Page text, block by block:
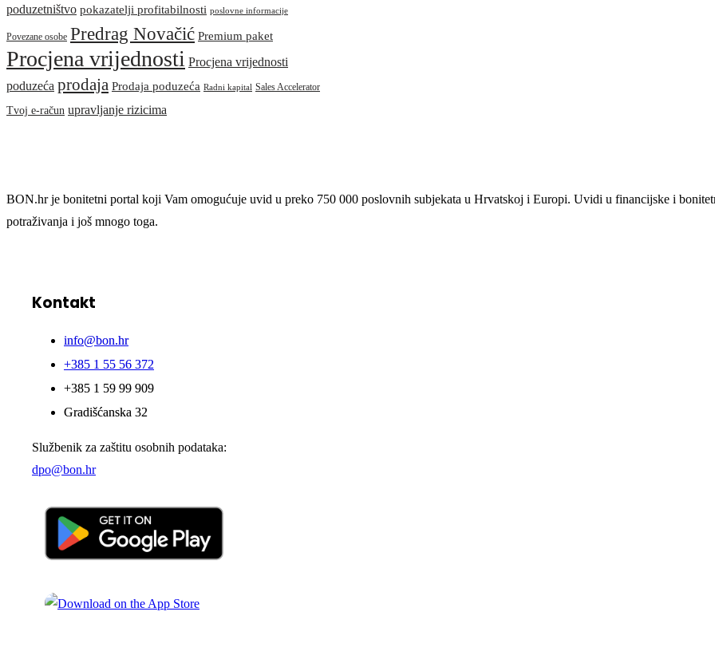
poduzetništvo pokazatelji profitabilnosti poslovne informacije
Povezane osobe Predrag Novačić Premium paket
Procjena vrijednosti Procjena vrijednosti
poduzeća prodaja Prodaja poduzeća Radni kapital Sales Accelerator
Tvoj e-račun upravljanje rizicima
BON.hr je bonitetni portal koji Vam omogućuje uvid u preko 750 000 poslovnih subjekata u Hrvatskoj i Europi. Uvidi u financijske i
potraživanja i još mnogo toga.
Kontakt
info@bon.hr
+385 1 55 56 372
+385 1 59 99 909
Gradišćanska 32
Službenik za zaštitu osobnih podataka:
dpo@bon.hr